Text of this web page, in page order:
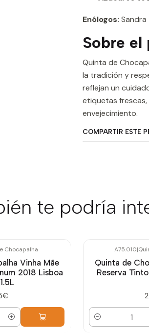
Enólogos: Sandra
Sobre el
Quinta de
la tradición y
reflejan un
etiquetas
envejecimiento.
COMPARTIR ESTE
te podría
Chocapalha
Vinha Mãe
2018 Lisboa
A75.010|
Quinta de
Reserva
Cantidad